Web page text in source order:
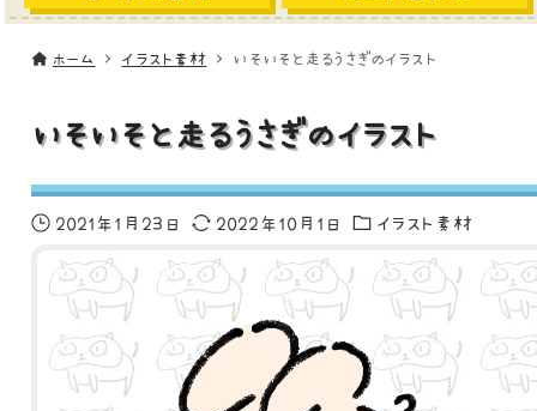
ホーム イラスト素材 いそいそと走るうさぎのイラスト
いそいそと走るうさぎのイラスト
2021年1月23日 2022年10月1日 イラスト素材